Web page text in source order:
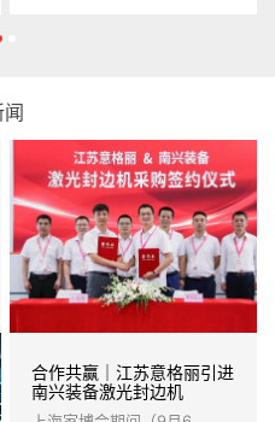
合作共赢｜江苏意格丽引进
南兴装备激光封边机